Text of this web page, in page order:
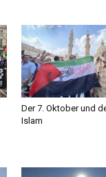
Der 7. Oktober und
Islam